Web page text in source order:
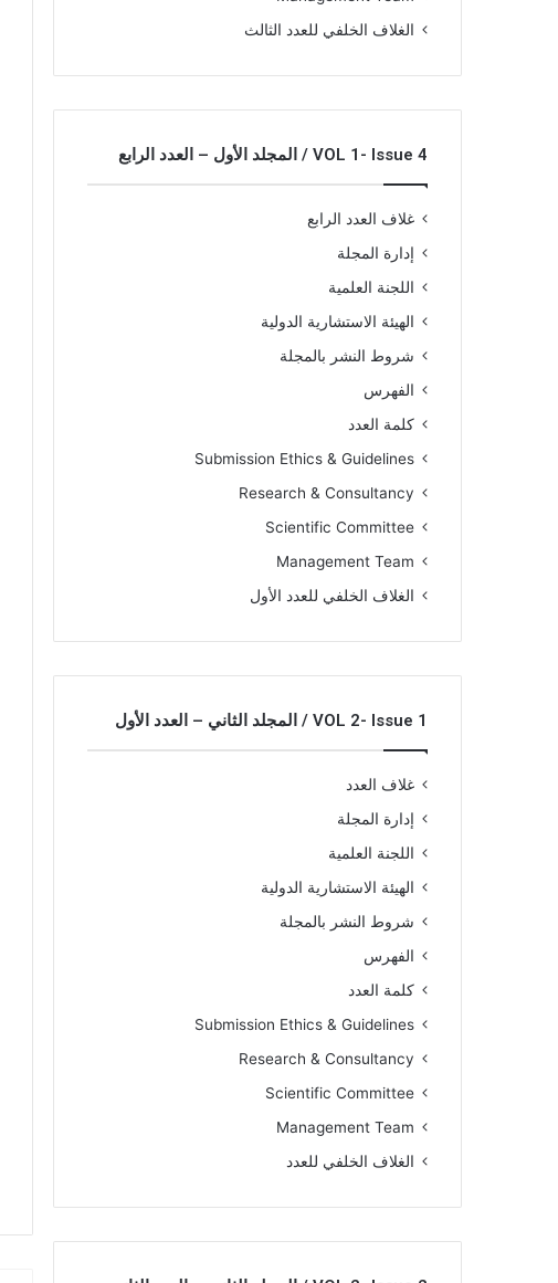
الغلاف الخلفي للعدد الثالث
VOL 1- Issue 4 / المجلد الأول – العدد الرابع
غلاف العدد الرابع
إدارة المجلة
اللجنة العلمية
الهيئة الاستشارية الدولية
شروط النشر بالمجلة
الفهرس
كلمة العدد
Submission Ethics & Guidelines
Research & Consultancy
Scientific Committee
Management Team
الغلاف الخلفي للعدد الأول
VOL 2- Issue 1 / المجلد الثاني – العدد الأول
غلاف العدد
إدارة المجلة
اللجنة العلمية
الهيئة الاستشارية الدولية
شروط النشر بالمجلة
الفهرس
كلمة العدد
Submission Ethics & Guidelines
Research & Consultancy
Scientific Committee
Management Team
الغلاف الخلفي للعدد